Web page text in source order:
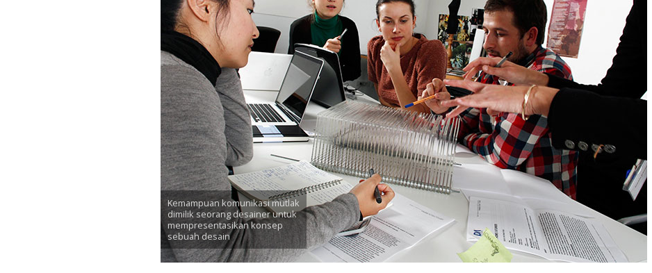
Kemampuan komunikasi mutlak
dimilik seorang desainer untuk
mempresentasikan konsep
sebuah desain